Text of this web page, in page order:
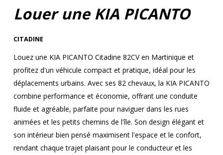
Louer une KIA PICANTO
CITADINE
Louez une KIA PICANTO Citadine 82CV en Martinique et
profitez d'un véhicule compact et pratique, idéal pour les
déplacements urbains. Avec ses 82 chevaux, la KIA PICANTO
combine performance et économie, offrant une conduite
fluide et agréable, parfaite pour naviguer dans les rues
animées et les petits chemins de l'île. Son design élégant et
son intérieur bien pensé maximisent l'espace et le confort,
rendant chaque trajet plaisant pour le conducteur et les